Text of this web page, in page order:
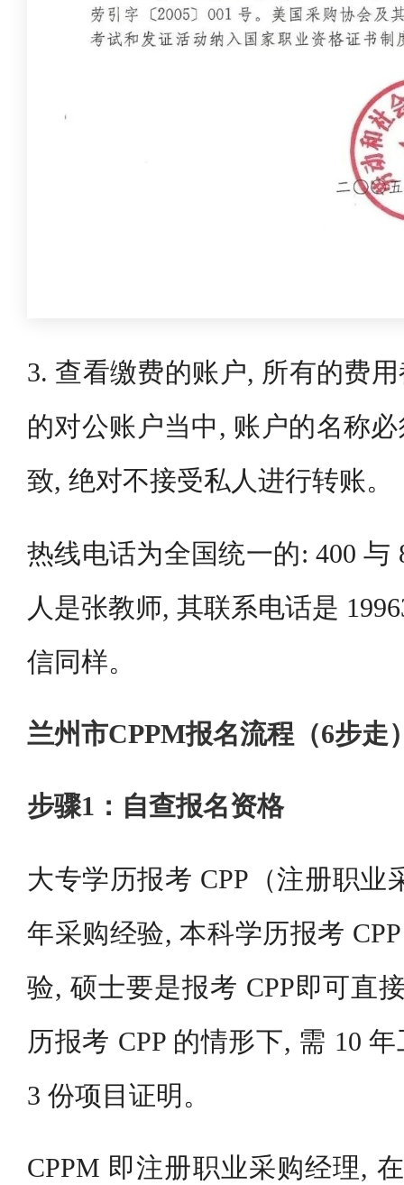
3. 查看缴费的账户, 所有的费
的对公账户当中, 账户的名称
致, 绝对不接受私人进行转账。
热线电话为全国统一的: 400 与
人是张教师, 其联系电话是
信同样。
兰州市CPPM报名流程（6步走
步骤1：自查报名资格
大专学历报考 CPP（注册职业
年采购经验, 本科学历报考
验, 硕士要是报考 CPP即可直
历报考 CPP 的情形下, 需 10
3 份项目证明。
CPPM 即注册职业采购经理,